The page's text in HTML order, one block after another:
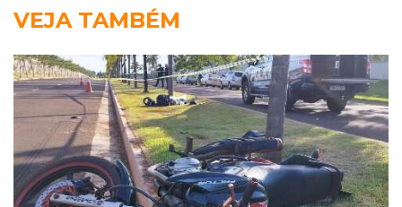
VEJA TAMBÉM